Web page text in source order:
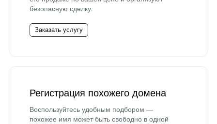
безопасную сделку.
Заказать услугу
Регистрация похожего домена
Воспользуйтесь удобным подбором —
похожее имя может быть свободно в одной